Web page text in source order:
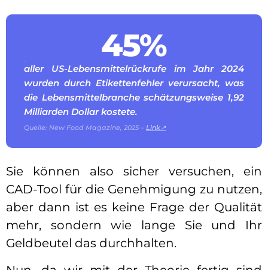
45%
aller US-Lebensmittelrückrufe im Jahr 2024
wurden durch Etikettenfehler verursacht, was
die Lebensmittelbranche schätzungsweise 1,92
Milliarden Dollar kostete.
Quelle: New Food Magazine, 2025 – Link↗
Sie können also sicher versuchen, ein
CAD-Tool für die Genehmigung zu nutzen,
aber dann ist es keine Frage der Qualität
mehr, sondern wie lange Sie und Ihr
Geldbeutel das durchhalten.